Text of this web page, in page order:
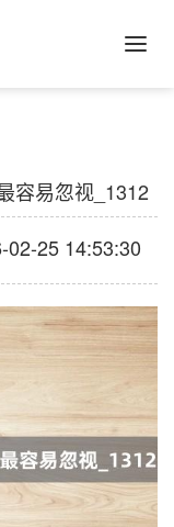
容易忽视_1312
02-25 14:53:30